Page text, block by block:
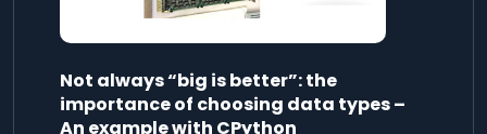
Not always “big is better”: the
importance of choosing data types –
An example with CPython